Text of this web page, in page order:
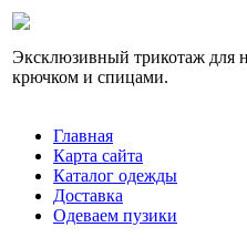
Эксклюзивный трикотаж для
крючком и спицами.
Главная
Карта сайта
Каталог одежды
Доставка
Одеваем пузики